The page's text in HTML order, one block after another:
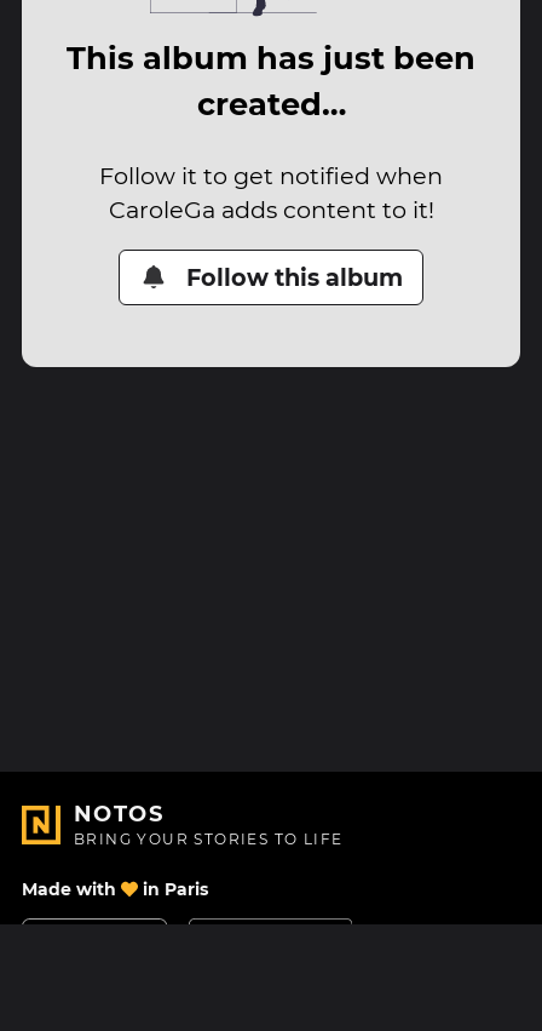
This album has just been
created…
Follow it to get notified when
CaroleGa adds content to it!
Follow this album
NOTOS
BRING YOUR STORIES TO LIFE
Made with in Paris